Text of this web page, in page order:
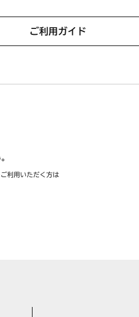
ご利用ガイド
利用いただく方は